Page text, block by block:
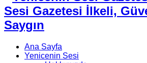
Sesi Gazetesi İlkeli,
Saygın
Ana Sayfa
Yenicenin Sesi